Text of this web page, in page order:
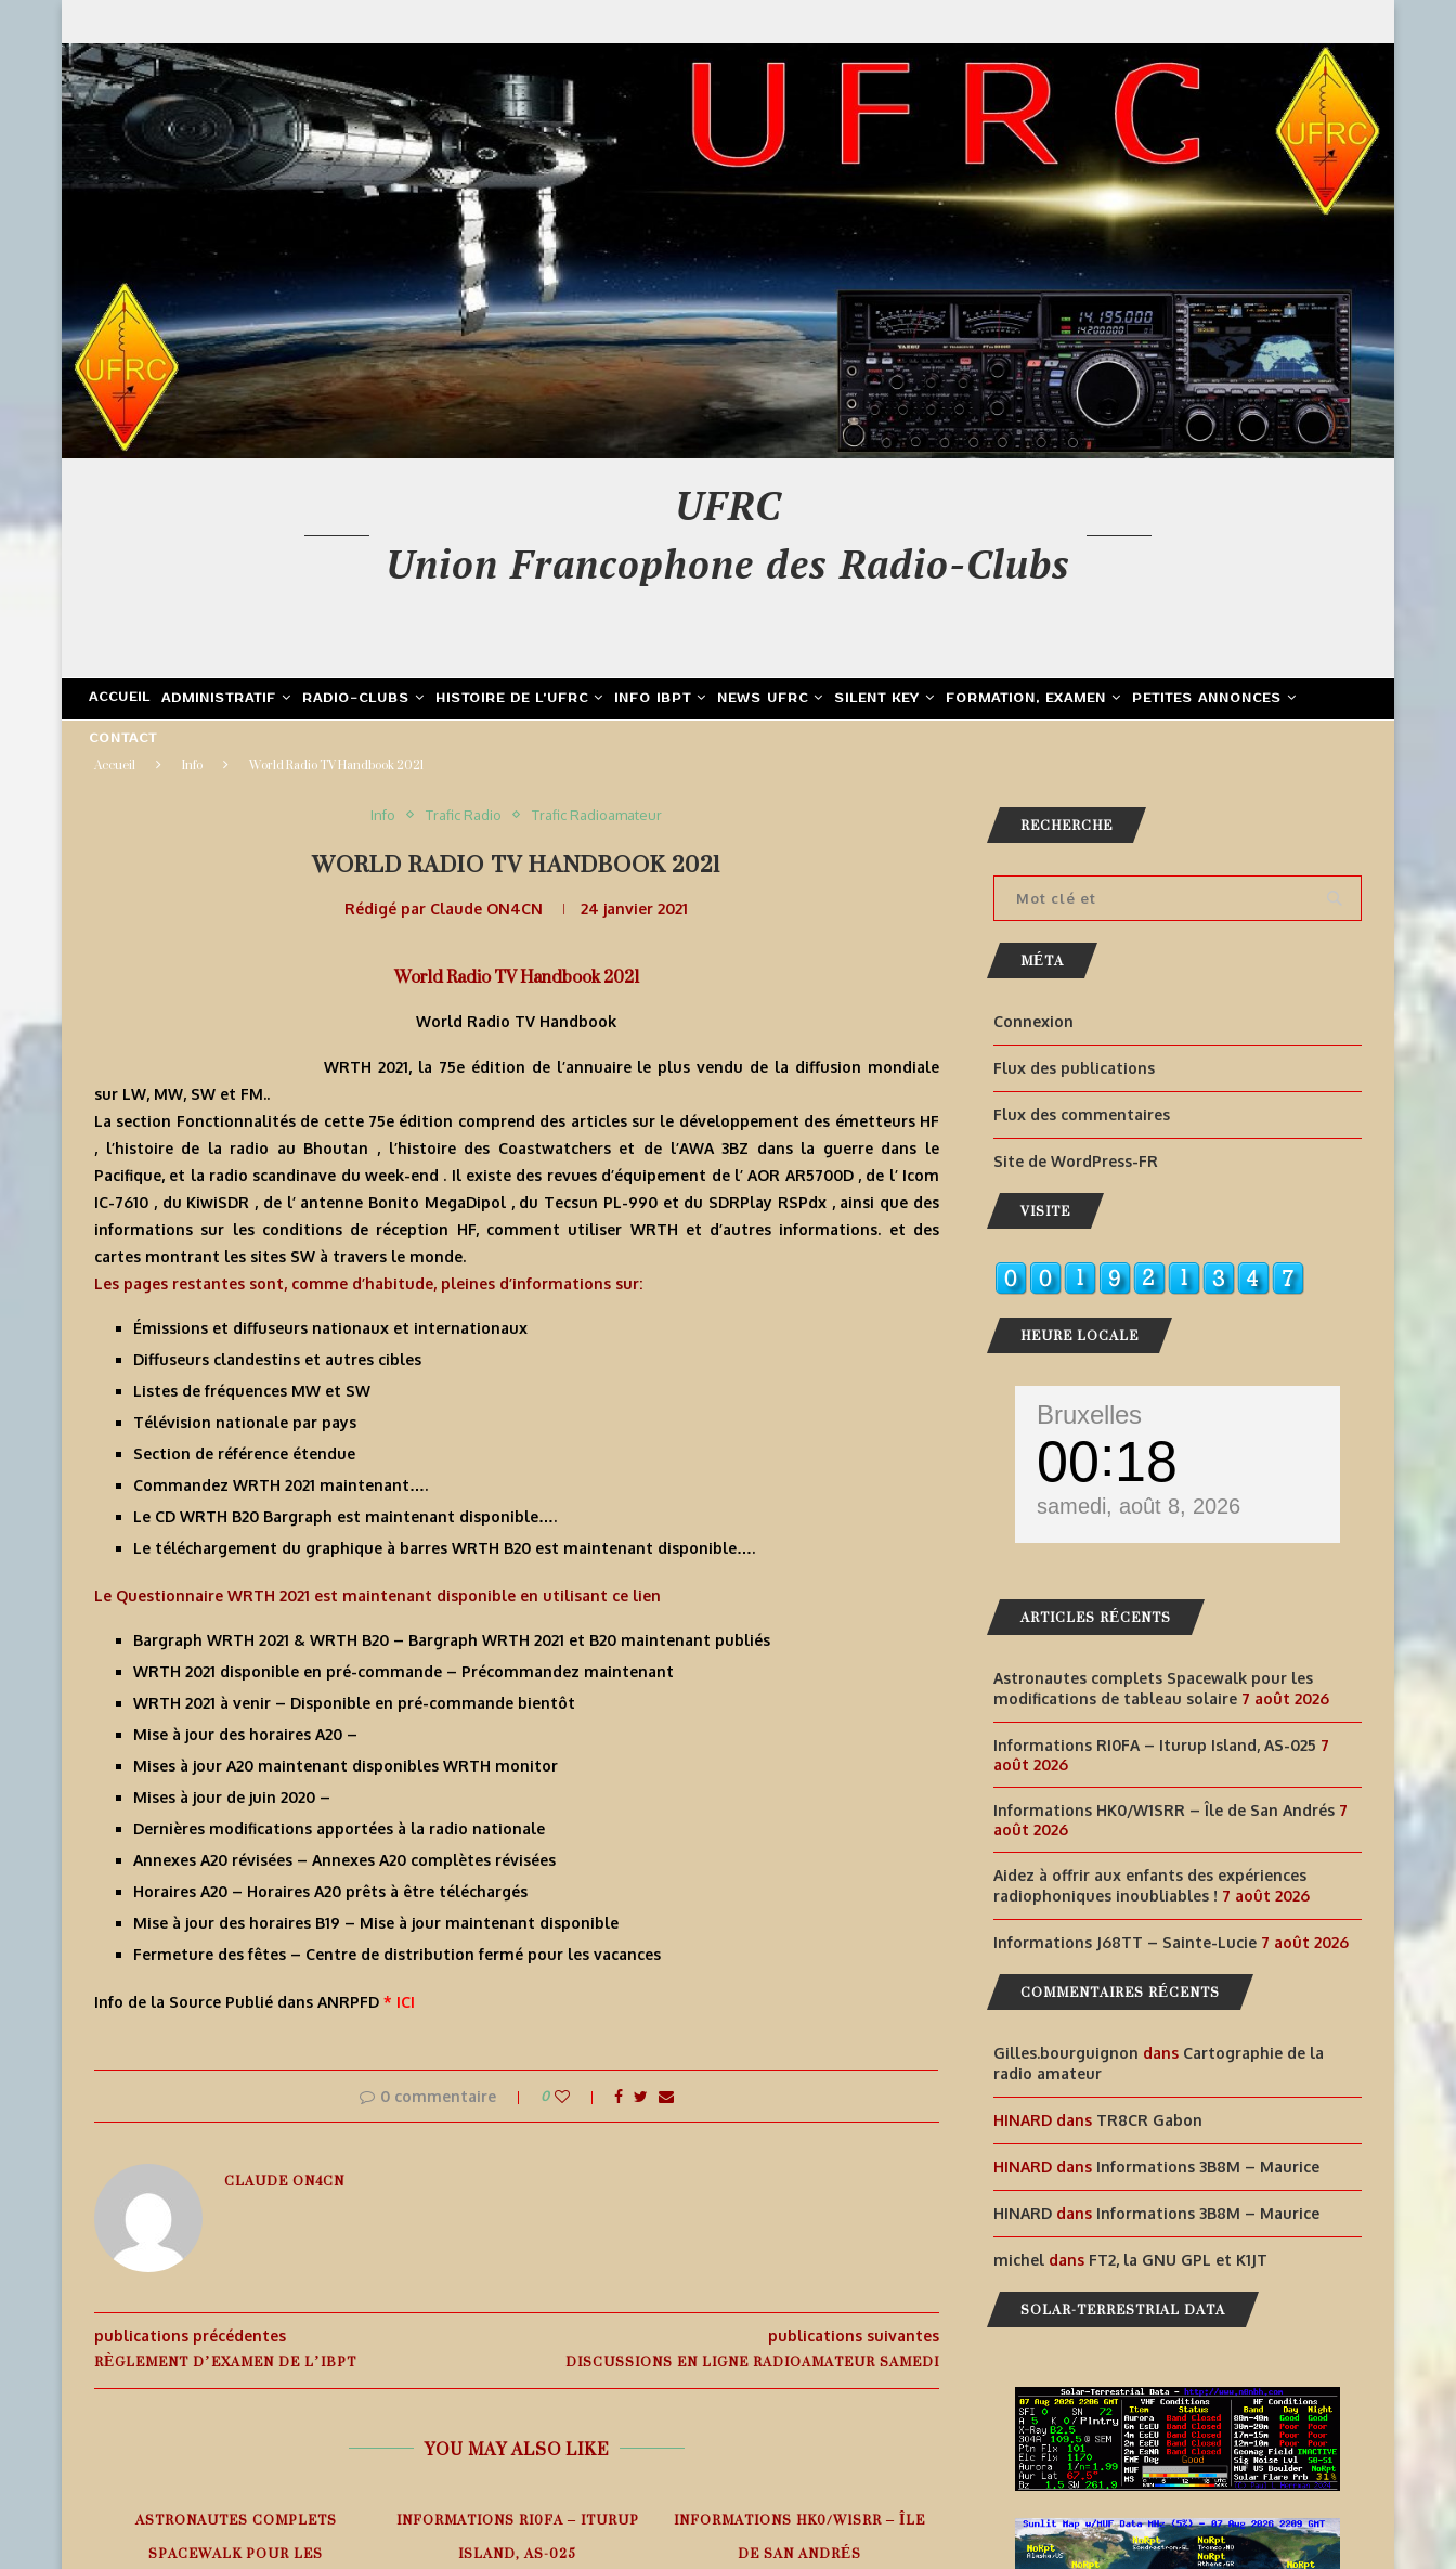
UFRC
Union Francophone des Radio-Clubs
ACCUEIL ADMINISTRATIF RADIO-CLUBS HISTOIRE DE L’UFRC INFO IBPT NEWS UFRC SILENT KEY FORMATION, EXAMEN PETITES ANNONCES
CONTACT
Accueil Info World Radio TV Handbook 2021
Info Trafic Radio Trafic Radioamateur
WORLD RADIO TV HANDBOOK 2021
Rédigé par Claude ON4CN 24 janvier 2021
World Radio TV Handbook 2021
World Radio TV Handbook
WRTH 2021, la 75e édition de l’annuaire le plus vendu de la diffusion mondiale
sur LW, MW, SW et FM..
La section Fonctionnalités de cette 75e édition comprend des articles sur le développement des émetteurs HF
, l’histoire de la radio au Bhoutan , l’histoire des Coastwatchers et de l’AWA 3BZ dans la guerre dans le
Pacifique, et la radio scandinave du week-end . Il existe des revues d’équipement de l’ AOR AR5700D , de l’ Icom
IC-7610 , du KiwiSDR , de l’ antenne Bonito MegaDipol , du Tecsun PL-990 et du SDRPlay RSPdx , ainsi que des
informations sur les conditions de réception HF, comment utiliser WRTH et d’autres informations. et des
cartes montrant les sites SW à travers le monde.
Les pages restantes sont, comme d’habitude, pleines d’informations sur:
Émissions et diffuseurs nationaux et internationaux
Diffuseurs clandestins et autres cibles
Listes de fréquences MW et SW
Télévision nationale par pays
Section de référence étendue
Commandez WRTH 2021 maintenant….
Le CD WRTH B20 Bargraph est maintenant disponible….
Le téléchargement du graphique à barres WRTH B20 est maintenant disponible….
Le Questionnaire WRTH 2021 est maintenant disponible en utilisant ce lien
Bargraph WRTH 2021 & WRTH B20 – Bargraph WRTH 2021 et B20 maintenant publiés
WRTH 2021 disponible en pré-commande – Précommandez maintenant
WRTH 2021 à venir – Disponible en pré-commande bientôt
Mise à jour des horaires A20 –
Mises à jour A20 maintenant disponibles WRTH monitor
Mises à jour de juin 2020 –
Dernières modifications apportées à la radio nationale
Annexes A20 révisées – Annexes A20 complètes révisées
Horaires A20 – Horaires A20 prêts à être téléchargés
Mise à jour des horaires B19 – Mise à jour maintenant disponible
Fermeture des fêtes – Centre de distribution fermé pour les vacances
Info de la Source Publié dans ANRPFD * ICI
0 commentaire 0
CLAUDE ON4CN
publications précédentes
RÈGLEMENT D’EXAMEN DE L’IBPT
publications suivantes
DISCUSSIONS EN LIGNE RADIOAMATEUR SAMEDI
YOU MAY ALSO LIKE
ASTRONAUTES COMPLETS
SPACEWALK POUR LES
INFORMATIONS RI0FA – ITURUP
ISLAND, AS-025
INFORMATIONS HK0/W1SRR – ÎLE
DE SAN ANDRÉS
AIDEZ À OFFRIR AUX ENFANTS
DES EXPÉRIENCES
INFORMATIONS J68TT –
LUCIE
RECHERCHE
MÉTA
Connexion
Flux des publications
Flux des commentaires
Site de WordPress-FR
VISITE
HEURE LOCALE
Bruxelles
00 18
samedi, août 8, 2026
ARTICLES RÉCENTS
Astronautes complets Spacewalk pour les
modifications de tableau solaire 7 août 2026
Informations RI0FA – Iturup Island, AS-025 7
août 2026
Informations HK0/W1SRR – Île de San Andrés 7
août 2026
Aidez à offrir aux enfants des expériences
radiophoniques inoubliables ! 7 août 2026
Informations J68TT – Sainte-Lucie 7 août 2026
COMMENTAIRES RÉCENTS
Gilles.bourguignon dans Cartographie de la
radio amateur
HINARD dans TR8CR Gabon
HINARD dans Informations 3B8M – Maurice
HINARD dans Informations 3B8M – Maurice
michel dans FT2, la GNU GPL et K1JT
SOLAR-TERRESTRIAL DATA